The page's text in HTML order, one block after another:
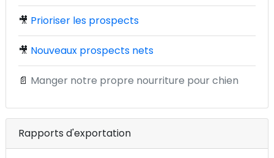
🎥 Prioriser les prospects
🎥 Nouveaux prospects nets
📄 Manger notre propre nourriture pour chien
Rapports d'exportation